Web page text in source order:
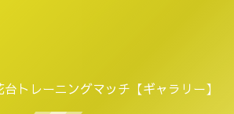
トレーニングマッチ【ギャラリー】